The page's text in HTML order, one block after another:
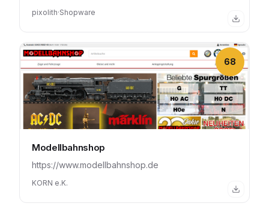
pixolith·Shopware
68
Modellbahnshop
https://www.modellbahnshop.de
KORN e.K.